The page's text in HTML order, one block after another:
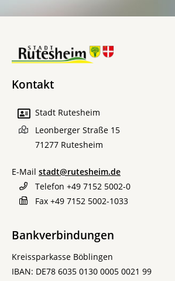
Kontakt
Stadt Rutesheim
Leonberger Straße 15
71277 Rutesheim
E-Mail stadt@rutesheim.de
Telefon +49 7152 5002-0
Fax +49 7152 5002-1033
Bankverbindungen
Kreissparkasse Böblingen
IBAN: DE78 6035 0130 0005 0021 99